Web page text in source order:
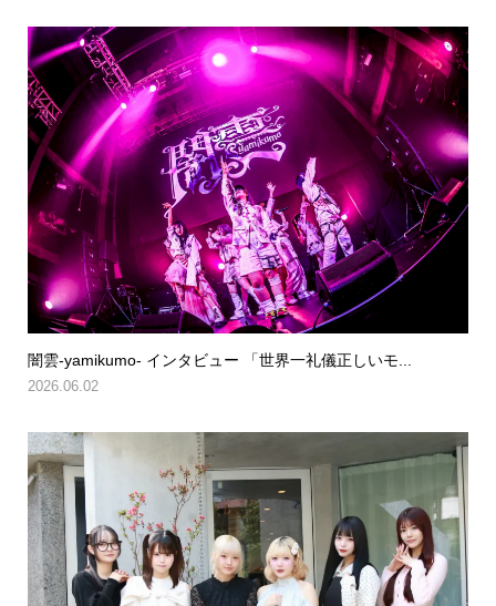
闇雲-yamikumo- インタビュー 「世界一礼儀正しいモ...
2026.06.02